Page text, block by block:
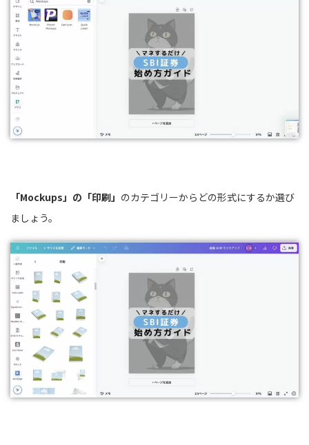
「Mockups」の「印刷」 のカテゴリーからどの形式にするか選び
ましょう。